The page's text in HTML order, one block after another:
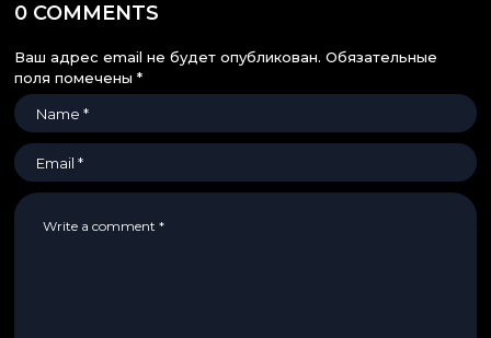
0 COMMENTS
Ваш адрес email не будет опубликован. Обязательные
поля помечены *